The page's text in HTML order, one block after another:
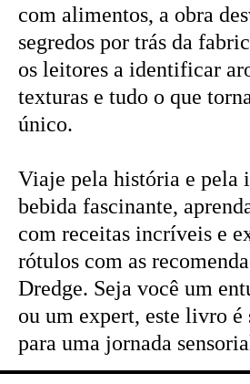
com alimentos, a obra
segredos por trás da
os leitores a identificar
texturas e tudo o que
único.
Viaje pela história e pela
bebida fascinante,
com receitas incríveis e
rótulos com as
Dredge. Seja você um
ou um expert, este livro é
para uma jornada